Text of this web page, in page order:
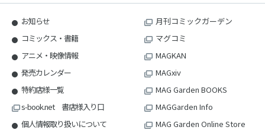
お知らせ
コミックス・書籍
アニメ・映像情報
発売カレンダー
特約店様一覧
s-book.net 書店様入り口
個人情報取り扱いについて
月刊コミックガーデン
マグコミ
MAGKAN
MAGxiv
MAG Garden BOOKS
MAGGarden Info
MAG Garden Online Store